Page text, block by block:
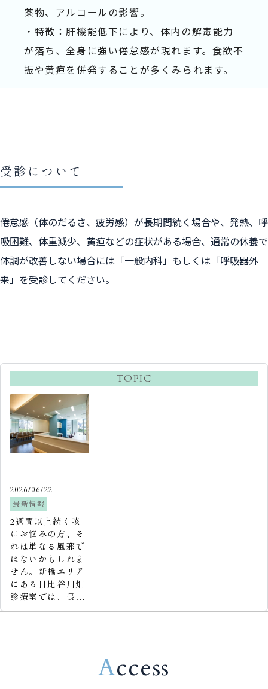
薬物、アルコールの影響。
・特徴：肝機能低下により、体内の解毒能力
が落ち、全身に強い倦怠感が現れます。食欲不
振や黄疸を併発することが多くみられます。
受診について
倦怠感（体のだるさ、疲労感）が長期間続く場合や、発熱、呼
吸困難、体重減少、黄疸などの症状がある場合、通常の休養で
体調が改善しない場合には「一般内科」もしくは「呼吸器外
来」を受診してください。
TOPIC
2026/06/22
最新情報
2週間以上続く咳
にお悩みの方、そ
れは単なる風邪で
はないかもしれま
せん。新橋エリア
にある日比谷川畑
診療室では、長引
く咳の原因を専門
Access